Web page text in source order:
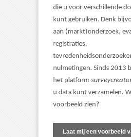
die u voor verschillende
kunt gebruiken. Denk
aan (markt)onderzoek,
registraties,
nulmetingen. Sinds 2013
het platform
u data kunt verzamelen.
voorbeeld zien?
Laat mij een voorbeeld